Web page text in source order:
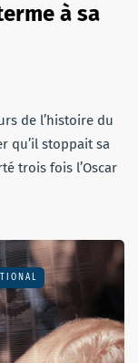
à sa
de l’histoire du
qu’il stoppait sa
trois fois l’Oscar